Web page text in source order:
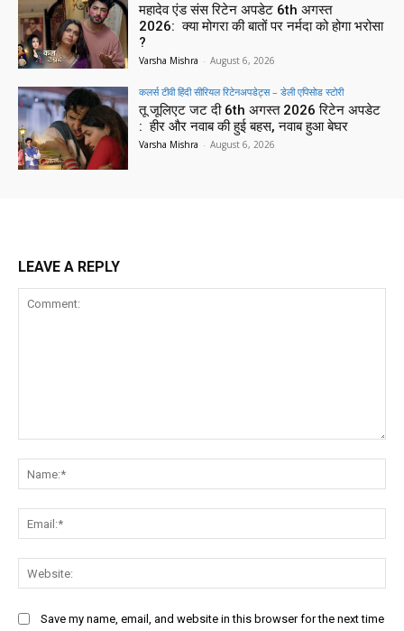
महादेव एंड संस रिटेन अपडेट 6th अगस्त
2026: क्या मोगरा की बातों पर नर्मदा को होगा भरोसा
?
Varsha Mishra - August 6, 2026
कलर्स टीवी हिंदी सीरियल रिटेनअपडेट्स – डेली एपिसोड स्टोरी
तू जूलिएट जट दी 6th अगस्त 2026 रिटेन अपडेट
: हीर और नवाब की हुई बहस, नवाब हुआ बेघर
Varsha Mishra - August 6, 2026
LEAVE A REPLY
Save my name, email, and website in this browser for the next time